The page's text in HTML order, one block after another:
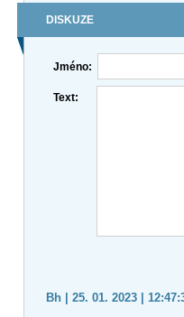
DISKUZE
Jméno:
Text:
Bh | 25. 01. 2023 |